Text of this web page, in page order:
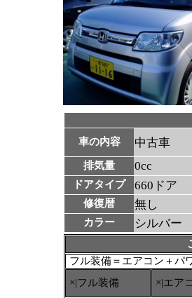
車の内容
中古車
排気量 0cc
ドアタイプ 660ドア
修復暦 無し
カラー シルバー
フル装備＝エアコン＋パ
×|フル装備
×|エア